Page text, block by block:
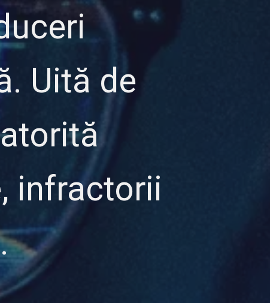
Uită de
infractorii